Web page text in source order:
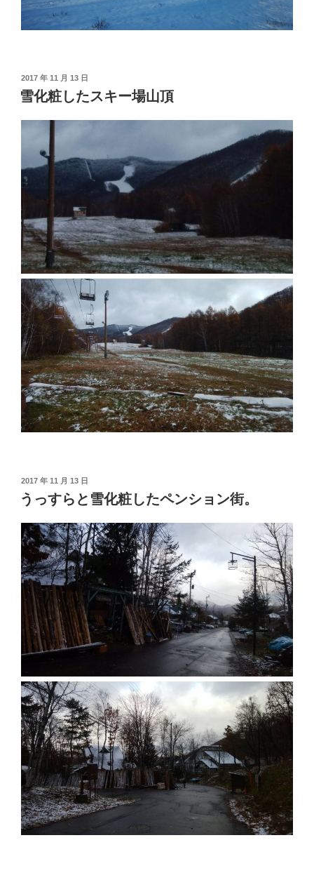
投
稿
日:
2017 年 11 月 13 日
雪化粧したスキー場山頂
投
稿
日:
2017 年 11 月 13 日
うっすらと雪化粧したペンション街。